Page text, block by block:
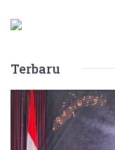
Terbaru